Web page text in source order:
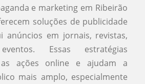
e marketing em Ribeirão
soluções de publicidade
anúncios em jornais, revistas,
Essas estratégias
as ações online e ajudam a
mais amplo, especialmente